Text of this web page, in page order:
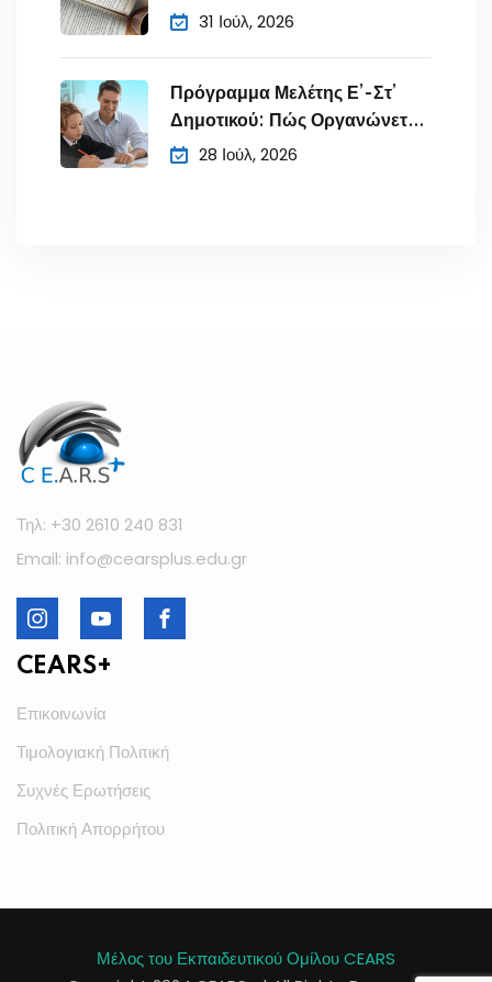
Πανελλήνιες;
31 Ιούλ, 2026
Πρόγραμμα Μελέτης Ε’-Στ’
Δημοτικού: Πώς Οργανώνετε
τον 28 Ιούλ, 2026
Τηλ: +30 2610 240 831
Email: info@cearsplus.edu.gr
CEARS+
Επικοινωνία
Τιμολογιακή Πολιτική
Συχνές Ερωτήσεις
Πολιτική Απορρήτου
Μέλος του Εκπαιδευτικού Ομίλου CEARS